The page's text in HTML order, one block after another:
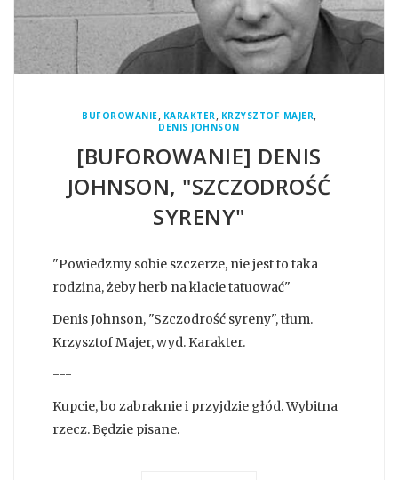
BUFOROWANIE, KARAKTER, KRZYSZTOF MAJER,
DENIS JOHNSON
[BUFOROWANIE] DENIS
JOHNSON, "SZCZODROŚĆ
SYRENY"
"Powiedzmy sobie szczerze, nie jest to taka
rodzina, żeby herb na klacie tatuować"
Denis Johnson, "Szczodrość syreny", tłum.
Krzysztof Majer, wyd. Karakter.
---
Kupcie, bo zabraknie i przyjdzie głód. Wybitna
rzecz. Będzie pisane.